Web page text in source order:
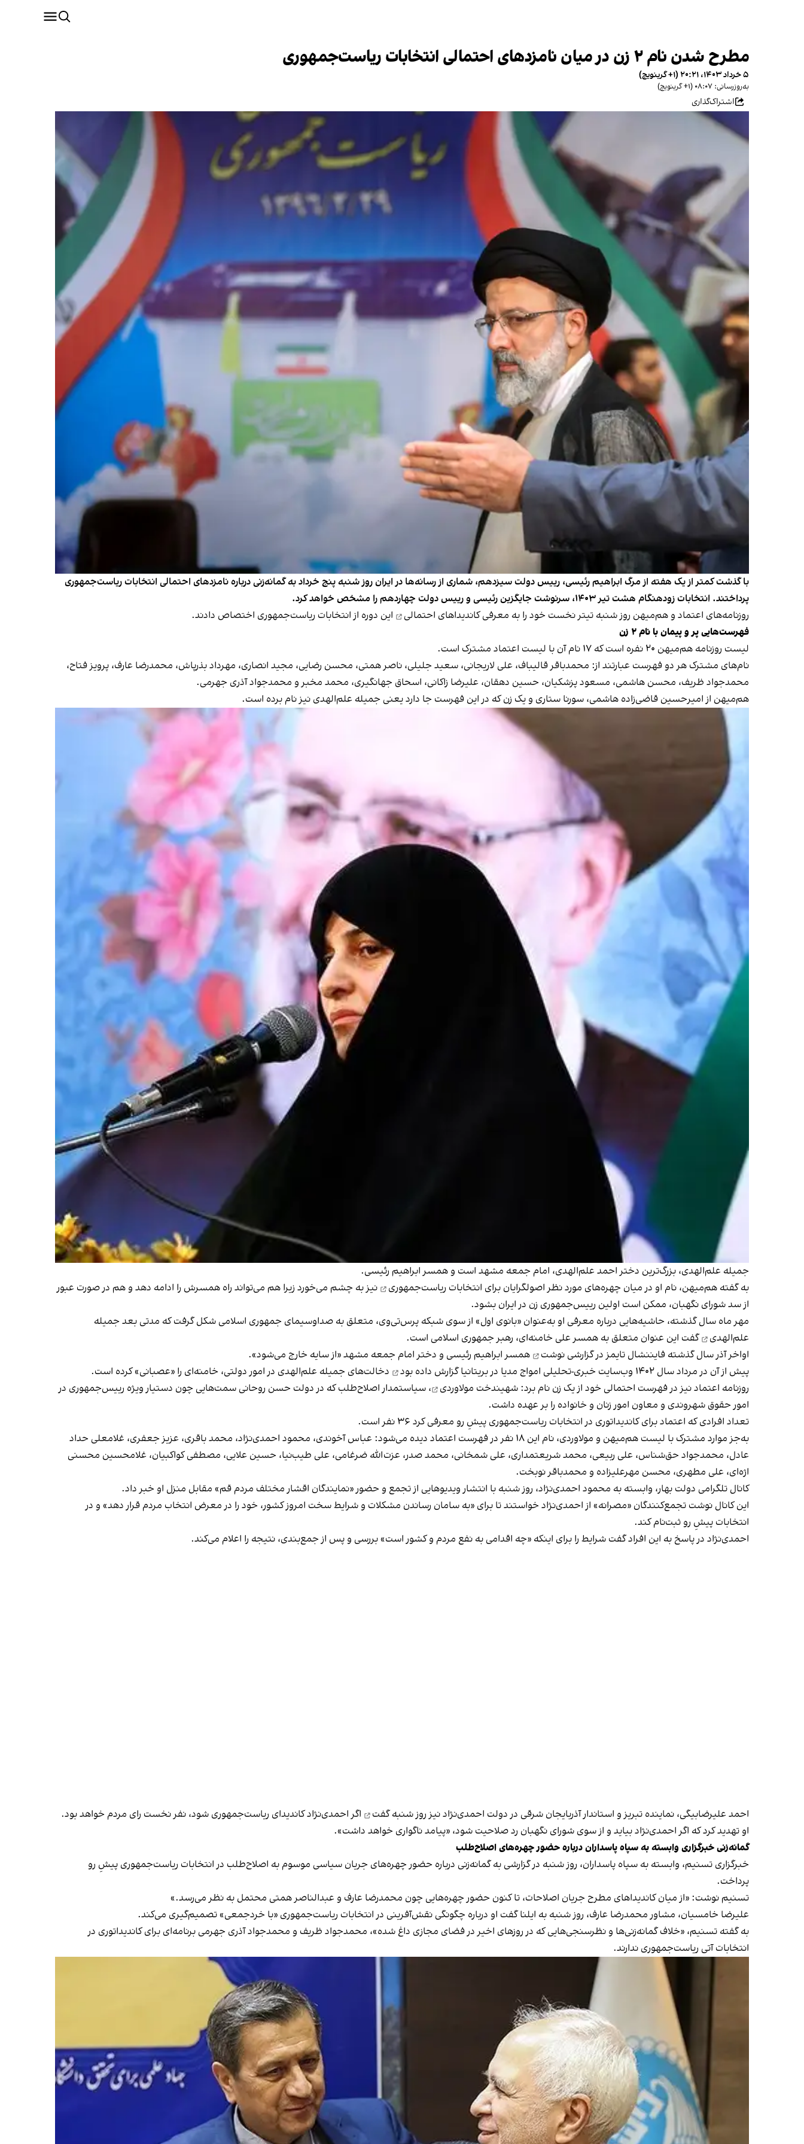
مطرح شدن نام ۲ زن در میان نامزدهای احتمالی انتخابات ریاست‌جمهوری
۵ خرداد ۱۴۰۳، ۲۰:۲۱ (‎+۱ گرینویچ)
به‌روزرسانی: ۰۸:۰۷ (‎+۱ گرینویچ)
اشتراک‌گذاری
با گذشت کمتر از یک هفته از مرگ ابراهیم رئیسی، رییس دولت سیزدهم، شماری از رسانه‌ها در ایران روز شنبه پنج خرداد به گمانه‌زنی درباره نامزدهای احتمالی انتخابات ریاست‌جمهوری
پرداختند. انتخابات زودهنگام هشت تیر ۱۴۰۳، سرنوشت جایگزین رئیسی و رییس دولت چهاردهم را مشخص خواهد کرد.
روزنامه‌های اعتماد و هم‌میهن روز شنبه تیتر نخست خود را به معرفیکاندیداهای احتمالی
این دوره از انتخابات ریاست‌جمهوری اختصاص دادند.
فهرست‌هایی پر و پیمان با نام ۲ زن
لیست روزنامه هم‌میهن
نام‌های مشترک هر دو فهرست عبارتند از: محمدباقر قالیباف، علی لاریجانی، سعید جلیلی، ناصر همتی، محسن رضایی، مجید انصاری، مهرداد بذرپاش، محمدرضا عارف، پرویز فتاح،
محمدجواد ظریف، محسن هاشمی، مسعود پزشکیان، حسین دهقان، علیرضا زاکانی، اسحاق جهانگیری،‌ محمد مخبر و محمدجواد آذری جهرمی.
هم‌میهن از امیرحسین قاضی‌زاده هاشمی، سورنا ستاری و یک زن که در این فهرست جا دارد یعنی جمیله علم‌الهدی نیز نام برده است.
جمیله علم‌الهدی، بزرگ‌ترین دختر احمد علم‌الهدی، امام‌ جمعه مشهد است و همسر ابراهیم رئیسی.
به گفته هم‌میهن، نام او در میان چهره‌‎های مورد نظر اصولگرایان برای
انتخابات ریاست‌جمهوری
نیز به چشم می‎‌خورد زیرا هم می‌تواند راه همسرش را ادامه دهد و هم در صورت عبور
از سد شورای نگهبان، ممکن است اولین رییس‌جمهوری زن در ایران بشود.
مهر ماه سال گذشته، حاشیه‌هایی درباره معرفی او به‌عنوان «بانوی اول» از سوی شبکه پرس‌تی‌وی، متعلق به صداوسیمای جمهوری اسلامی شکل گرفت که مدتی بعدجمیله
علم‌الهدی
گفت این عنوان متعلق به همسر علی خامنه‌ای، رهبر جمهوری اسلامی است.
اواخر آذر سال گذشته فایننشال تایمز در گزارشی نوشت
همسر ابراهیم رئیسی و دختر امام جمعه مشهد «از سایه خارج می‌شود».
پیش از آن در مرداد سال ۱۴۰۲ وب‌سایت خبری-تحلیلی امواج مدیا در بریتانیا
گزارش داده بود
دخالت‌های جمیله علم‌الهدی در امور دولتی، خامنه‌ای را «عصبانی» کرده است.
روزنامه اعتماد نیز در فهرست احتمالی خود از یک زن نام برد: شهیندخت مولاوردی
، سیاستمدار اصلاح‌طلب که در دولت حسن روحانی سمت‌هایی چون دستیار ویژه رییس‌جمهوری در
امور حقوق شهروندی و معاون امور زنان و خانواده را بر عهده داشت.
تعداد افرادی که اعتماد برای کاندیداتوری در انتخابات ریاست‌جمهوری پیشِ رو معرفی کرد ۳۶ نفر است.
به‌جز موارد مشترک با لیست هم‌میهن و مولاوردی، نام این ۱۸ نفر در
فهرست اعتماد دیده می‌شود: عباس آخوندی، محمود احمدی‌نژاد، محمد باقری، عزیز جعفری، غلامعلی حداد
عادل، محمدجواد حق‌شناس، علی ربیعی، محمد شریعتمداری، علی شمخانی، محمد صدر، عزت‌الله ضرغامی، علی طیب‌نیا، حسین علایی، مصطفی کواکبیان، غلامحسین محسنی
اژه‌ای، علی مطهری، محسن مهرعلیزاده و محمد‌باقر نوبخت.
کانال تلگرامی دولت بهار، وابسته به محمود احمدی‌نژاد، روز شنبه با انتشار ویدیوهایی از تجمع و حضور «نمایندگان اقشار مختلف مردم قم» مقابل منزل او خبر داد.
این کانال نوشت تجمع‌کنندگان «مصرانه» از احمدی‌نژاد خواستند تا برای «به سامان رساندن مشکلات و‌ شرایط سخت امروز کشور، خود را در معرض انتخاب مردم قرار دهد» و در
انتخابات پیشِ رو ثبت‌نام کند.
احمدی‌نژاد در پاسخ به این افراد گفت شرایط را برای اینکه «چه اقدامی به نفع مردم و کشور است» بررسی و پس از جمع‌بندی، نتیجه را اعلام می‌کند.
احمد علیرضابیگی، نماینده تبریز و استاندار آذربایجان شرقی در دولت احمدی‌نژاد نیزروز شنبه گفت
اگر احمدی‌نژاد کاندیدای ریاست‌جمهوری شود، نفر نخست رای مردم خواهد بود.
او تهدید کرد که اگر احمدی‌نژاد بیاید و از سوی شورای نگهبان رد صلاحیت شود، «پیامد ناگواری خواهد داشت».
گمانه‌زنی خبرگزاری وابسته به سپاه پاسداران درباره حضور چهره‌های اصلاح‌طلب
خبرگزاری تسنیم، وابسته به سپاه پاسداران، روز شنبه در گزارشی به گمانه‌زنی درباره حضور چهره‌های جریان سیاسی موسوم به اصلاح‌طلب در انتخابات ریاست‌جمهوری پیشِ رو
پرداخت.
تسنیم نوشت: «از میان کاندیداهای مطرح جریان اصلاحات، تا کنون حضور چهره‌هایی چون محمدرضا عارف و عبدالناصر همتی محتمل به نظر می‌رسد.»
علیرضا خامسیان، مشاور محمدرضا عارف، روز شنبه به ایلنا گفت او درباره چگونگی نقش‌آفرینی در انتخابات ریاست‌جمهوری «با خردجمعی» تصمیم‌گیری می‌کند.
به گفته تسنیم، «خلاف گمانه‌زنی‌ها و نظرسنجی‌هایی که در روزهای اخیر در فضای مجازی داغ شده»، محمدجواد ظریف و محمدجواد آذری جهرمی برنامه‌ای برای کاندیداتوری در
انتخابات آتی ریاست‌جمهوری ندارند.